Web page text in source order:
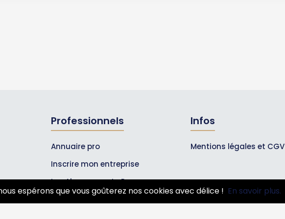
Professionnels
Annuaire pro
Inscrire mon entreprise
Les Abonnements Pros
Infos
Mentions légales et CGV
espérons que vous goûterez nos cookies avec délice ! En savoir plus.